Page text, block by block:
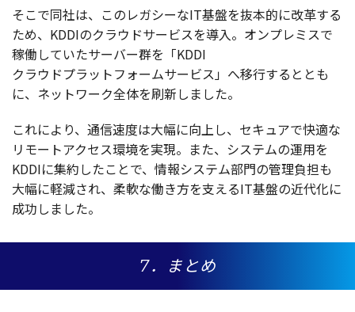
そこで同社は、このレガシーなIT基盤を抜本的に改革する
ため、KDDIのクラウドサービスを導入。 オンプレミスで
稼働していたサーバー群を「KDDI
クラウドプラットフォームサービス 」へ移行するととも
に、 ネットワーク全体を刷新しました。
これにより、 通信速度は大幅に向上 し、 セキュアで快適な
リモートアクセス環境を実現。また、 システムの運用を
KDDIに集約したことで、 情報システム部門の管理負担も
大幅に軽減され、 柔軟な働き方を支えるIT基盤の近代化に
成功しました。
7．まとめ